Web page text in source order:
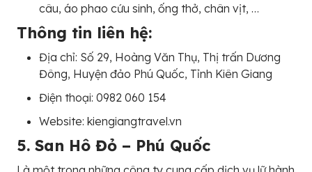
câu, áo phao cứu sinh, ống thở, chân vịt, …
Thông tin liên hệ:
Địa chỉ: Số 29, Hoàng Văn Thụ, Thị trấn Dương
Đông, Huyện đảo Phú Quốc, Tỉnh Kiên Giang
Điện thoại: 0982 060 154
Website: kiengiangtravel.vn
5. San Hô Đỏ – Phú Quốc